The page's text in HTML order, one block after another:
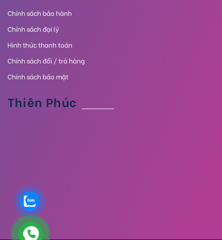
Chính sách bảo hành
Chính sách đại lý
Hình thức thanh toán
Chính sách đổi / trả hàng
Chính sách bảo mật
Thiên Phúc